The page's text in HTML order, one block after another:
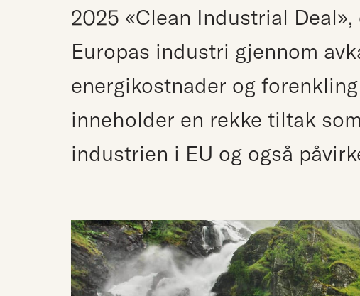
2025 «Clean Industrial
Europas industri gjennom
energikostnader og
inneholder en rekke tiltak
industrien i EU og også